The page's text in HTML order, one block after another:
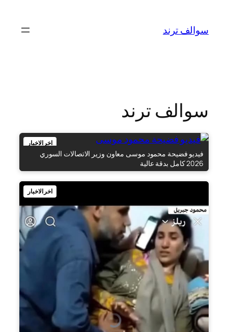
المحتوى
سوالف ترند
سوالف ترند
اخر الاخبار
فيديو فضيحة محمود موسى معاون وزير الاتصالات السوري
2026 كامل بدقة عالية
اخر الاخبار